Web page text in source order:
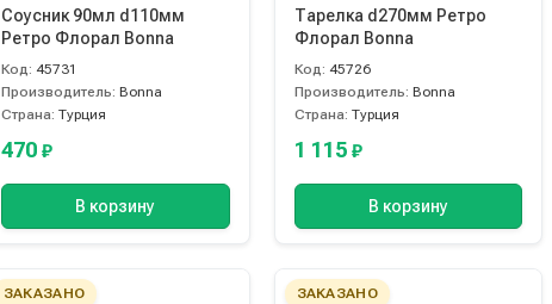
Соусник 90мл d110мм
Ретро Флорал Bonna
Код: 45731
Производитель: Bonna
Страна: Турция
470 ₽
В корзину
Тарелка d270мм Ретро
Флорал Bonna
Код: 45726
Производитель: Bonna
Страна: Турция
1 115 ₽
В корзину
ЗАКАЗАНО ЗАКАЗАНО